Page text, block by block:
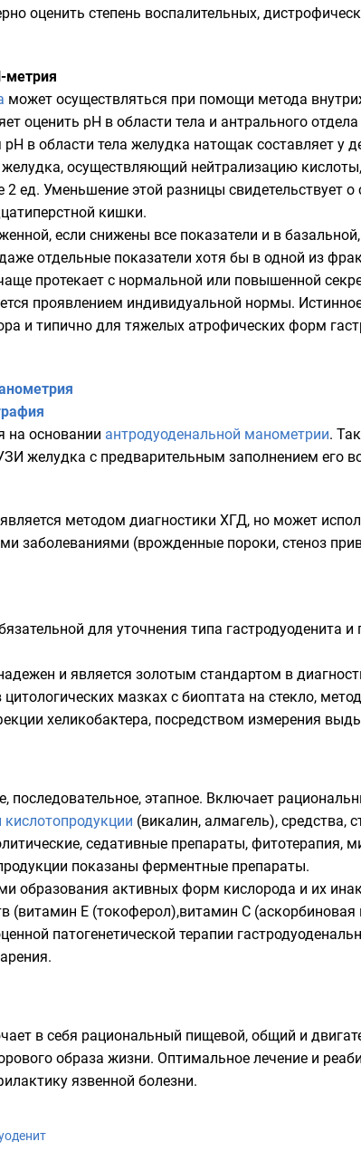
оценить степень воспалительных,
метрия
может осуществляться при помощи метода
оценить рН в области тела и антрального
рН в области тела желудка натощак составляет у
осуществляющий нейтрализацию
ед. Уменьшение этой разницы свидетельствует
кишки.
если снижены все показатели и в
отдельные показатели хотя бы в одной из
протекает с нормальной или повышенной
проявлением индивидуальной нормы.
и типично для тяжелых атрофических форм
на основании антродуоденальной манометрии.
желудка с предварительным заполнением его
методом диагностики ХГД, но может
заболеваниями (врожденные пороки, стеноз
для уточнения типа
и является золотым стандартом в
мазках с биоптата на стекло,
хеликобактера, посредством измерения
последовательное, этапное. Включает
(викалин, алмагель), средства,
седативные препараты, фитотерапия,
показаны ферментные препараты.
образования активных форм кислорода и их
(витамин Е (токоферол),витамин С (аскорбиновая
патогенетической терапии
в себя рациональный пищевой, общий и
образа жизни. Оптимальное лечение и
язвенной болезни.